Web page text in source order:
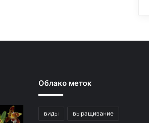
Облако меток
виды выращивание